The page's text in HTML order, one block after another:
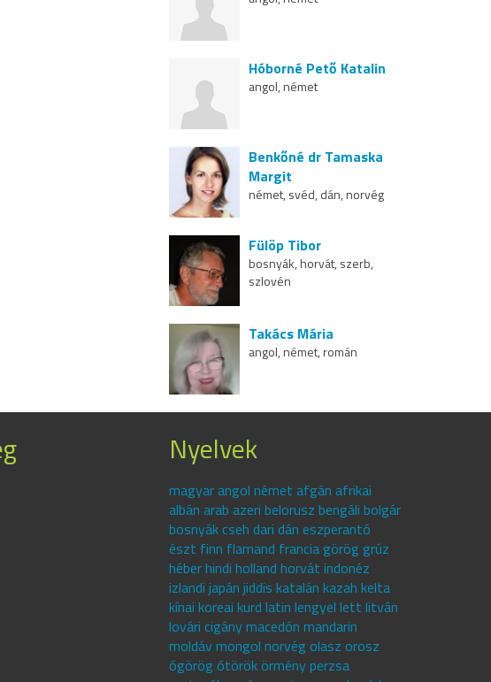
Hóborné Pető Katalin
angol, német
Benkőné dr Tamaska
Margit
német, svéd, dán, norvég
Fülöp Tibor
bosnyák, horvát, szerb,
szlovén
Takács Mária
angol, német, román
Nyelvek
magyar angol német afgán afrikai
albán arab azeri belorusz bengáli bolgár
bosnyák cseh dari dán eszperantó
észt finn flamand francia görög grúz
héber hindi holland horvát indonéz
izlandi japán jiddis katalán kazah kelta
kínai koreai kurd latin lengyel lett litván
lovári cigány macedón mandarin
moldáv mongol norvég olasz orosz
ógörög ótörök örmény perzsa